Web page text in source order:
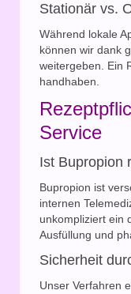
Stationär vs.
Während lokale
können wir dank
weitergeben. Ein
handhaben.
Service
Ist Bupropion
Bupropion ist
internen
unkompliziert ein
Ausfüllung und
Sicherheit
Unser Verfahren